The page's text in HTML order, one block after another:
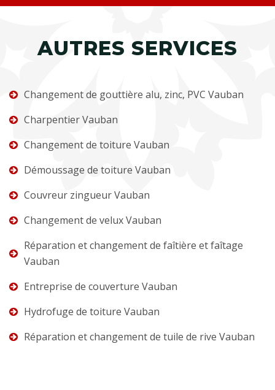
AUTRES SERVICES
Changement de gouttière alu, zinc, PVC Vauban
Charpentier Vauban
Changement de toiture Vauban
Démoussage de toiture Vauban
Couvreur zingueur Vauban
Changement de velux Vauban
Réparation et changement de faîtière et faîtage
Vauban
Entreprise de couverture Vauban
Hydrofuge de toiture Vauban
Réparation et changement de tuile de rive Vauban